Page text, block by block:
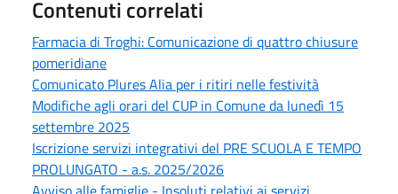
Contenuti correlati
Farmacia di Troghi: Comunicazione di quattro chiusure
pomeridiane
Comunicato Plures Alia per i ritiri nelle festività
Modifiche agli orari del CUP in Comune da lunedì 15
settembre 2025
Iscrizione servizi integrativi del PRE SCUOLA E TEMPO
PROLUNGATO - a.s. 2025/2026